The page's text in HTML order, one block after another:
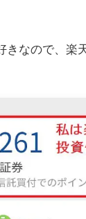
きなので、楽